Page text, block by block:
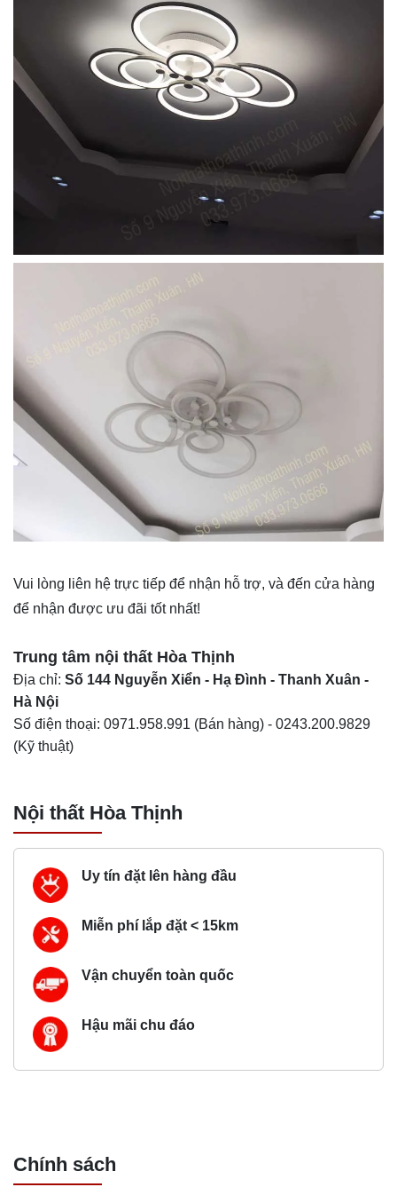
Vui lòng liên hệ trực tiếp để nhận hỗ trợ, và đến cửa hàng
để nhận được ưu đãi tốt nhất!
Trung tâm nội thất Hòa Thịnh
Địa chỉ: Số 144 Nguyễn Xiển - Hạ Đình - Thanh Xuân -
Hà Nội
Số điện thoại: 0971.958.991 (Bán hàng) - 0243.200.9829
(Kỹ thuật)
Nội thất Hòa Thịnh
Uy tín đặt lên hàng đầu
Miễn phí lắp đặt < 15km
Vận chuyển toàn quốc
Hậu mãi chu đáo
Chính sách